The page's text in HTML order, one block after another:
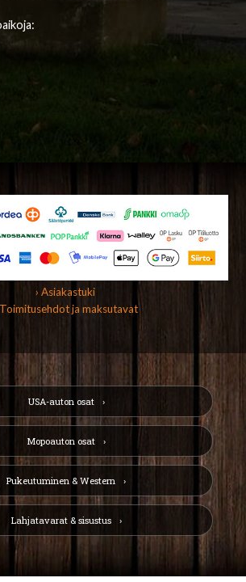
› Asiakastuki
Toimitusehdot ja maksutavat
USA-auton osat
Mopoauton osat
Pukeutuminen & Western
Lahjatavarat & sisustus